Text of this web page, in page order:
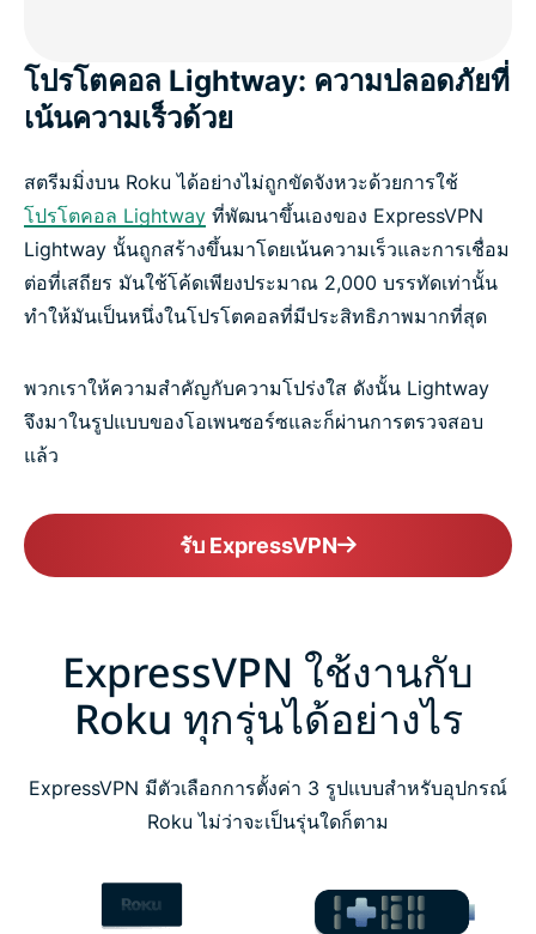
โปรโตคอล Lightway: ความปลอดภัยที่
เน้นความเร็วด้วย
สตรีมมิ่งบน Roku ได้อย่างไม่ถูกขัดจังหวะด้วยการใช้
โปรโตคอล Lightway ที่พัฒนาขึ้นเองของ ExpressVPN
Lightway นั้นถูกสร้างขึ้นมาโดยเน้นความเร็วและการเชื่อม
ต่อที่เสถียร มันใช้โค้ดเพียงประมาณ 2,000 บรรทัดเท่านั้น
ทำให้มันเป็นหนึ่งในโปรโตคอลที่มีประสิทธิภาพมากที่สุด
พวกเราให้ความสำคัญกับความโปร่งใส ดังนั้น Lightway
จึงมาในรูปแบบของโอเพนซอร์ซและก็ผ่านการตรวจสอบ
แล้ว
รับ ExpressVPN
ExpressVPN ใช้งานกับ
Roku ทุกรุ่นได้อย่างไร
ExpressVPN มีตัวเลือกการตั้งค่า 3 รูปแบบสำหรับอุปกรณ์
Roku ไม่ว่าจะเป็นรุ่นใดก็ตาม